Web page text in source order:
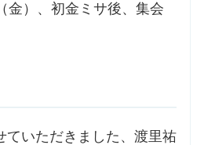
金）、初金ミサ後、集会
ていただきました、渡里祐